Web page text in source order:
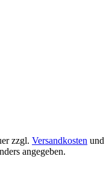
zzgl. Versandkosten und
angegeben.